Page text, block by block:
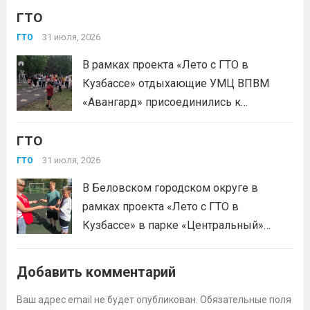
млн человек по всей стране проверили свои силы в
испытаниях ГТО. Приказ...
ГТО
ГТО 31 июля, 2026
В рамках проекта «Лето с ГТО в
Кузбассе» отдыхающие УМЦ ВПВМ
«Авангард» присоединились к
«Авангарда» не просто проверкой
праздником спорта.Поддерживая друг
друга, юноши и девушки показывают
отличные результаты, подтверждая,...
ГТО
ГТО 31 июля, 2026
В Беловском городском округе в
рамках проекта «Лето с ГТО в
Кузбассе» в парке «Центральный»
спортивного комплекса «Готов к труду
и обороне» (ГТО)!Все желающие
Добавить комментарий
Ваш адрес email не будет опубликован. Обязательные поля